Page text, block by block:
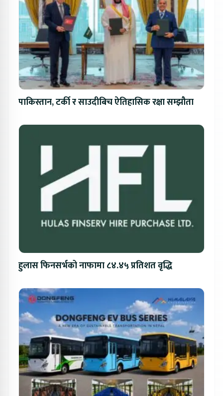
पाकिस्तान, टर्की र साउदीबिच ऐतिहासिक रक्षा सम्झौता
हुलास फिनसर्भको नाफामा ८४.४५ प्रतिशत वृद्धि